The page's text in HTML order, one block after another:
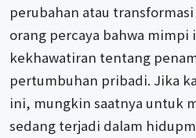
perubahan atau
orang percaya bahwa
kekhawatiran tentang
pertumbuhan pribadi. Jika
ini, mungkin saatnya untuk
sedang terjadi dalam